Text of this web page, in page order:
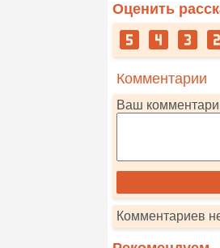
Оценить
Комментарии
Ваш
Комментариев